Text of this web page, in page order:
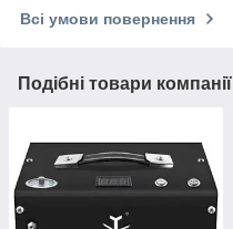
Всі умови повернення
Подібні товари компанії